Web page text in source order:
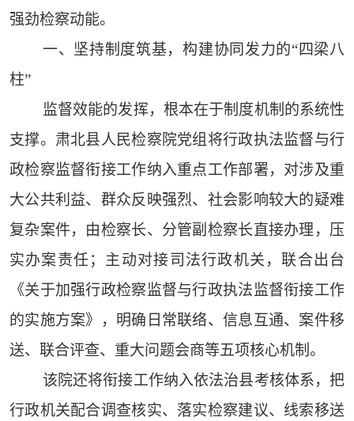
强劲检察动能。
一、坚持制度筑基，构建协同发力的“四梁八
柱”
监督效能的发挥，根本在于制度机制的系统性
支撑。肃北县人民检察院党组将行政执法监督与行
政检察监督衔接工作纳入重点工作部署，对涉及重
大公共利益、群众反映强烈、社会影响较大的疑难
复杂案件，由检察长、分管副检察长直接办理，压
实办案责任；主动对接司法行政机关，联合出台
《关于加强行政检察监督与行政执法监督衔接工作
的实施方案》，明确日常联络、信息互通、案件移
送、联合评查、重大问题会商等五项核心机制。
该院还将衔接工作纳入依法治县考核体系，把
行政机关配合调查核实、落实检察建议、线索移送